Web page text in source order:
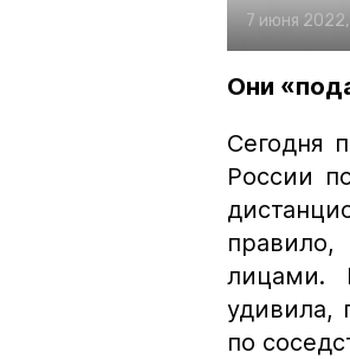
7 июня
Они
Сегодня
России
лицами.
удивила,
по